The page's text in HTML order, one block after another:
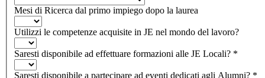
Mesi di Ricerca dal primo impiego dopo la laurea
Utilizzi le competenze acquisite in JE nel mondo del lavoro?
Saresti disponibile ad effettuare formazioni alle JE Locali? *
Saresti disponibile a partecipare ad eventi dedicati agli Alumni? *